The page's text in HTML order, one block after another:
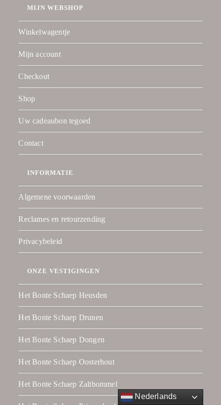
MIJN WEBSHOP
Winkelwagentje
Mijn account
Checkout
Shop
Uw cadeaubon tegoed
Contact
INFORMATIE
Algemene voorwaarden
Reclames en retourzending
Privacybeleid
ONZE VESTIGINGEN
Het Bonte Schaep Heusden
Het Bonte Schaep Drunen
Het Bonte Schaep Dongen
Het Bonte Schaep Oosterhout
Het Bonte Schaep Zaltbommel
Nederlands